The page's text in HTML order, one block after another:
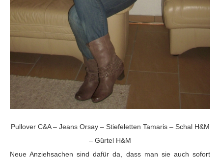
Pullover C&A – Jeans Orsay – Stiefeletten Tamaris – Schal H&M
– Gürtel H&M
Neue Anziehsachen sind dafür da, dass man sie auch sofort